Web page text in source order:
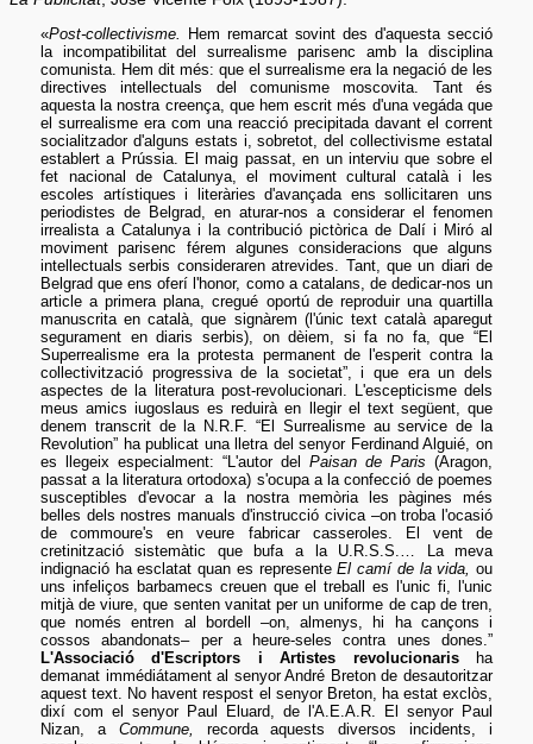
«Post-collectivisme.
Hem remarcat sovint des d'aquesta secció
la incompatibilitat del surrealisme parisenc amb la disciplina
comunista. Hem dit més: que el surrealisme era la negació de les
directives intellectuals del comunisme moscovita. Tant és
aquesta la nostra creença, que hem escrit més d'una vegáda que
el surrealisme era com una reacció precipitada davant el corrent
socialitzador d'alguns estats i, sobretot, del collectivisme estatal
establert a Prússia. El maig passat, en un interviu que sobre el
fet nacional de Catalunya, el moviment cultural català i les
escoles artístiques i literàries d'avançada ens sollicitaren uns
periodistes de Belgrad, en aturar-nos a considerar el fenomen
irrealista a Catalunya i la contribució pictòrica de Dalí i Miró al
moviment parisenc férem algunes consideracions que alguns
intellectuals serbis consideraren atrevides. Tant, que un diari de
Belgrad que ens oferí l'honor, como a catalans, de dedicar-nos un
article a primera plana, cregué oportú de reproduir una quartilla
manuscrita en català, que signàrem (l'únic text català aparegut
segurament en diaris serbis), on dèiem, si fa no fa, que “El
Superrealisme era la protesta permanent de l'esperit contra la
collectivització progressiva de la societat”, i que era un dels
aspectes de la literatura post-revolucionari. L'escepticisme dels
meus amics iugoslaus es reduirà en llegir el text següent, que
denem transcrit de la N.R.F. “El Surrealisme au service de la
Revolution” ha publicat una lletra del senyor Ferdinand Alguié, on
es llegeix especialment: “L'autor delPaisan de Paris (Aragon,
passat a la literatura ortodoxa) s'ocupa a la confecció de poemes
susceptibles d'evocar a la nostra memòria les pàgines més
belles dels nostres manuals d'instrucció civica –on troba l'ocasió
de commoure's en veure fabricar casseroles. El vent de
cretinització sistemàtic que bufa a la U.R.S.S.… La meva
indignació ha esclatat quan es representeEl camí de la vida, ou
uns infeliços barbamecs creuen que el treball es l'unic fi, l'unic
mitjà de viure, que senten vanitat per un uniforme de cap de tren,
que només entren al bordell –on, almenys, hi ha cançons i
cossos abandonats– per a heure-seles contra unes dones.”
L'Associació d'Escriptors i Artistes revolucionarisha
demanat immédiátament al senyor André Breton de desautoritzar
aquest text. No havent respost el senyor Breton, ha estat exclòs,
dixí com el senyor Paul Eluard, de l'A.E.A.R. El senyor Paul
Nizan, a Commune,
recorda aquests diversos incidents, i